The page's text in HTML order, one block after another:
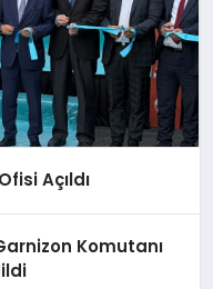
Açıldı
Komutanı